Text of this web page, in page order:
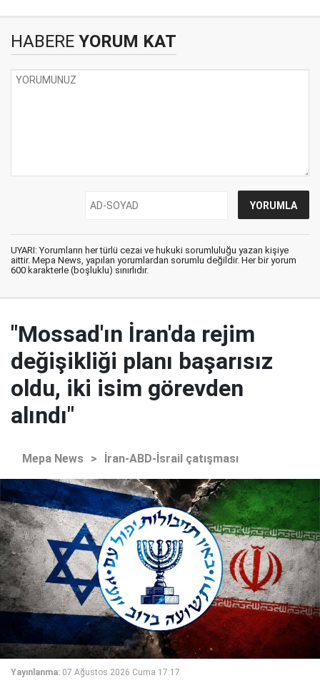
HABERE YORUM KAT
UYARI: Yorumların her türlü cezai ve hukuki sorumluluğu yazan kişiye
aittir. Mepa News, yapılan yorumlardan sorumlu değildir. Her bir yorum
600 karakterle (boşluklu) sınırlıdır.
"Mossad'ın İran'da rejim
değişikliği planı başarısız
oldu, iki isim görevden
alındı"
Mepa News > İran-ABD-İsrail çatışması
Yayınlanma: 07 Ağustos 2026 Cuma 17:17